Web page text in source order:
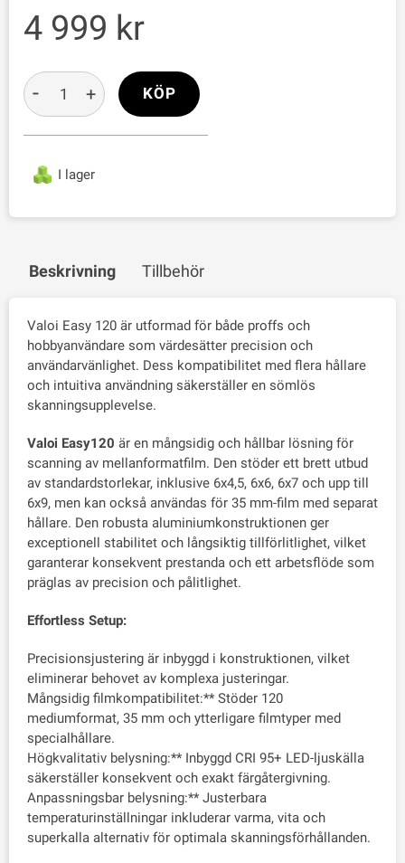
4 999
I lager
- + KÖP
Beskrivning Tillbehör
Valoi Easy 120 är utformad för både proffs och
hobbyanvändare som värdesätter precision och
användarvänlighet. Dess kompatibilitet med flera hållare
och intuitiva användning säkerställer en sömlös
skanningsupplevelse.
Valoi Easy120 är en mångsidig och hållbar lösning för
scanning av mellanformatfilm. Den stöder ett brett utbud
av standardstorlekar, inklusive 6x4,5, 6x6, 6x7 och upp till
6x9, men kan också användas för 35 mm-film med separat
hållare. Den robusta aluminiumkonstruktionen ger
exceptionell stabilitet och långsiktig tillförlitlighet, vilket
garanterar konsekvent prestanda och ett arbetsflöde som
präglas av precision och pålitlighet.
Effortless Setup:
Precisionsjustering är inbyggd i konstruktionen, vilket
eliminerar behovet av komplexa justeringar.
Mångsidig filmkompatibilitet:** Stöder 120
mediumformat, 35 mm och ytterligare filmtyper med
specialhållare.
Högkvalitativ belysning:** Inbyggd CRI 95+ LED-ljuskälla
säkerställer konsekvent och exakt färgåtergivning.
Anpassningsbar belysning:** Justerbara
temperaturinställningar inkluderar varma, vita och
superkalla alternativ för optimala skanningsförhållanden.